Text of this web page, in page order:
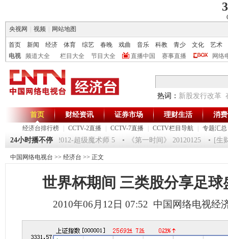
央视网
视频 网站地图
首页 新闻 经济 体育 综艺 春晚 戏曲 音乐 科教 青少 文化
艺术
电视
频道大全 栏目大全 节目大全 直播中国 赛事直播 网络
热词： 新股发行改革
首页
经济台排行榜 CCTV-2直播 CCTV-7直播 CCTV栏目导航 专题汇总
财经资讯 证券市场 理财生活 消
24小时播不停
20120125 祝福2012-超级魔术师 5 《第一时间》 20120125 [生财
中国网络电视台 >> 经济台 >> 正文
世界杯期间 三类股分享足球
2010年06月12日 07:52 中国网络电视经